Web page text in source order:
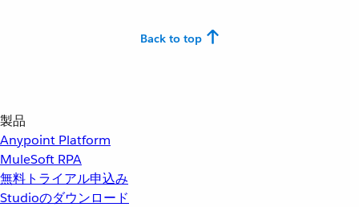
Back to top
製品
Anypoint Platform
MuleSoft RPA
無料トライアル申込み
Studioのダウンロード